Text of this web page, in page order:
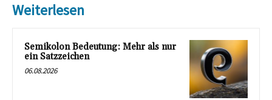
Weiterlesen
Semikolon Bedeutung: Mehr als nur
ein Satzzeichen
06.08.2026